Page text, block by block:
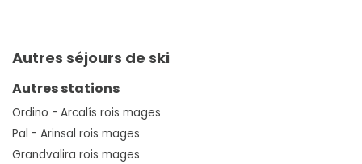
Autres séjours de ski
Autres stations
Ordino - Arcalís rois mages
Pal - Arinsal rois mages
Grandvalira rois mages